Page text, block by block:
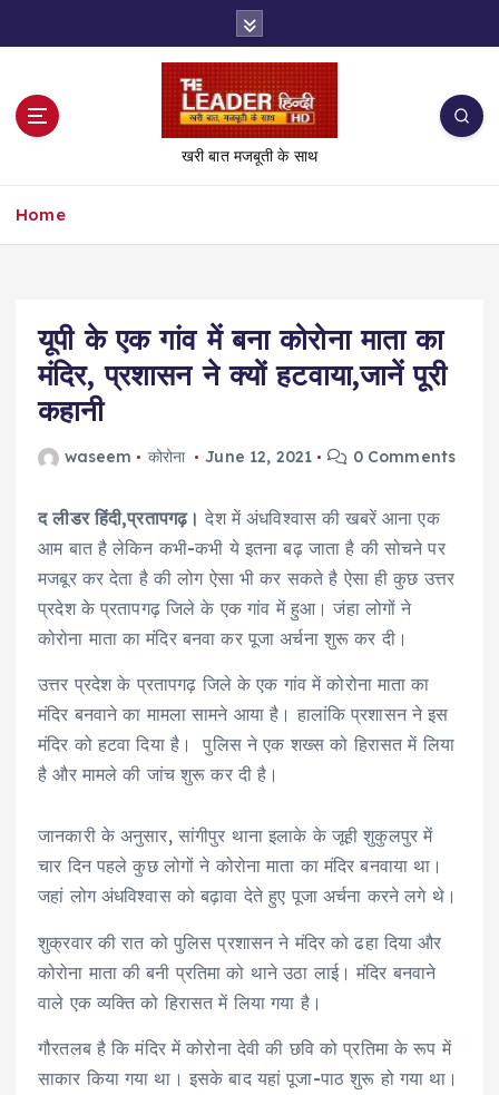
t
खरी बात मजबूती के साथ
Home
यूपी के एक गांव में बना कोरोना माता का
मंदिर, प्रशासन ने क्यों हटवाया,जानें पूरी
कहानी
waseem कोरोना June 12, 2021 0 Comments
द लीडर हिंदी,प्रतापगढ़। देश में अंधविश्वास की खबरें आना एक
आम बात है लेकिन कभी-कभी ये इतना बढ़ जाता है की सोचने पर
मजबूर कर देता है की लोग ऐसा भी कर सकते है ऐसा ही कुछ उत्तर
प्रदेश के प्रतापगढ़ जिले के एक गांव में हुआ। जंहा लोगों ने
कोरोना माता का मंदिर बनवा कर पूजा अर्चना शुरू कर दी।
उत्तर प्रदेश के प्रतापगढ़ जिले के एक गांव में कोरोना माता का
मंदिर बनवाने का मामला सामने आया है। हालांकि प्रशासन ने इस
मंदिर को हटवा दिया है। पुलिस ने एक शख्स को हिरासत में लिया
है और मामले की जांच शुरू कर दी है।
जानकारी के अनुसार, सांगीपुर थाना इलाके के जूही शुकुलपुर में
चार दिन पहले कुछ लोगों ने कोरोना माता का मंदिर बनवाया था।
जहां लोग अंधविश्वास को बढ़ावा देते हुए पूजा अर्चना करने लगे थे।
शुक्रवार की रात को पुलिस प्रशासन ने मंदिर को ढहा दिया और
कोरोना माता की बनी प्रतिमा को थाने उठा लाई। मंदिर बनवाने
वाले एक व्यक्ति को हिरासत में लिया गया है।
गौरतलब है कि मंदिर में कोरोना देवी की छवि को प्रतिमा के रूप में
साकार किया गया था। इसके बाद यहां पूजा-पाठ शुरू हो गया था।